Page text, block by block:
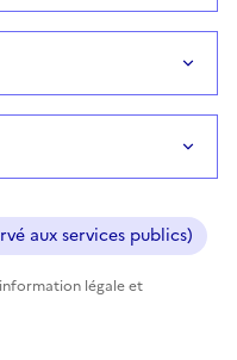
aux services publics)
légale et